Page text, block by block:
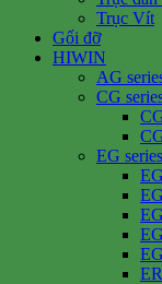
Trục Vít
Gối đỡ
HIWIN
AG
CG
EG series